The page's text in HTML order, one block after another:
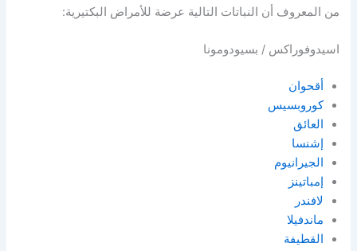
من المعروف أن النباتات التالية عرضة للأمراض البكتيرية:
اسيدوفوراكس / بسيودومونا
أقحوان
كوروبسيس
العائق
إشنسا
الجيرانيوم
إمباتينز
لافندر
ماندفيلا
القطيفة